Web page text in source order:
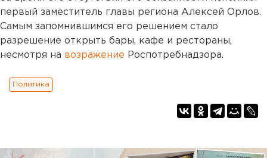
первый заместитель главы региона Алексей Орлов.
Самым запомнившимся его решением стало
разрешение открыть бары, кафе и рестораны,
несмотря на возражение Роспотребнадзора.
Политика